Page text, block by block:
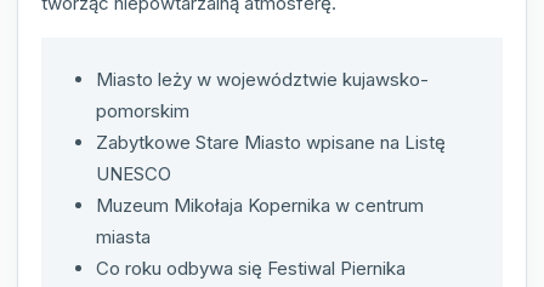
Miasto leży w województwie kujawsko-
pomorskim
Zabytkowe Stare Miasto wpisane na Listę
UNESCO
Muzeum Mikołaja Kopernika w centrum
miasta
Co roku odbywa się Festiwal Piernika